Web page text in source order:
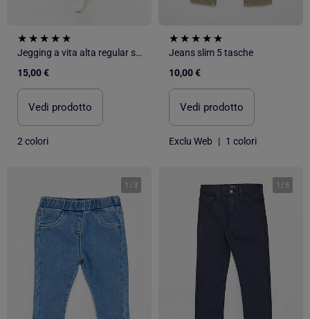
Jegging a vita alta regular stretch
15,00 €
Vedi prodotto
2 colori
Jeans slim 5 tasche
10,00 €
Vedi prodotto
Exclu Web | 1 colori
1 / 3 1 / 5